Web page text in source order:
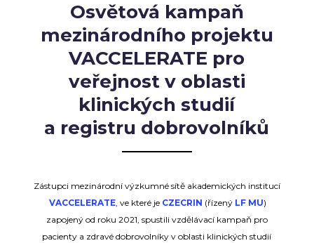
Osvětová kampaň
mezinárodního projektu
VACCELERATE pro
veřejnost v oblasti
klinických studií
a registru dobrovolníků
Zástupci mezinárodní výzkumné sítě akademických institucí
VACCELERATE, ve které je CZECRIN (řízený LF MU)
zapojený od roku 2021, spustili vzdělávací kampaň pro
pacienty a zdravé dobrovolníky v oblasti klinických studií